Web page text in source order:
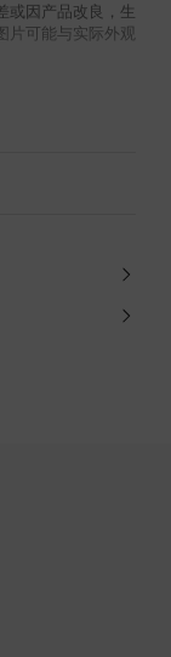
或因产品改良，生
片可能与实际外观